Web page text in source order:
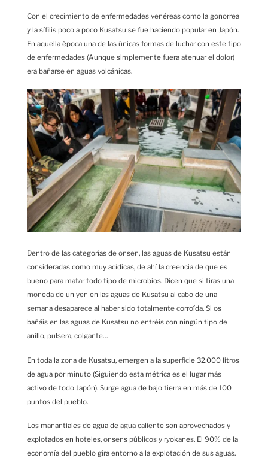
Con el crecimiento de enfermedades venéreas como la gonorrea
y la sífilis poco a poco Kusatsu se fue haciendo popular en Japón.
En aquella época una de las únicas formas de luchar con este tipo
de enfermedades (Aunque simplemente fuera atenuar el dolor)
era bañarse en aguas volcánicas.
Dentro de las categorías de onsen, las aguas de Kusatsu están
consideradas como muy acídicas, de ahí la creencia de que es
bueno para matar todo tipo de microbios. Dicen que si tiras una
moneda de un yen en las aguas de Kusatsu al cabo de una
semana desaparece al haber sido totalmente corroída. Si os
bañáis en las aguas de Kusatsu no entréis con ningún tipo de
anillo, pulsera, colgante…
En toda la zona de Kusatsu, emergen a la superficie 32.000 litros
de agua por minuto (Siguiendo esta métrica es el lugar más
activo de todo Japón). Surge agua de bajo tierra en más de 100
puntos del pueblo.
Los manantiales de agua de agua caliente son aprovechados y
explotados en hoteles, onsens públicos y ryokanes. El 90% de la
economía del pueblo gira entorno a la explotación de sus aguas.